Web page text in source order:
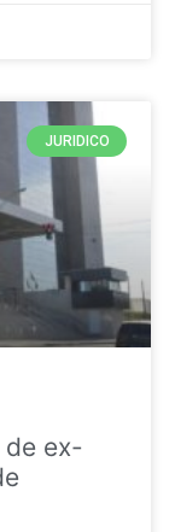
JURIDICO
de ex-